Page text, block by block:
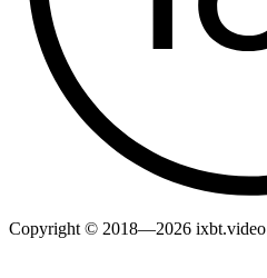
Copyright © 2018—2026 ixbt.video